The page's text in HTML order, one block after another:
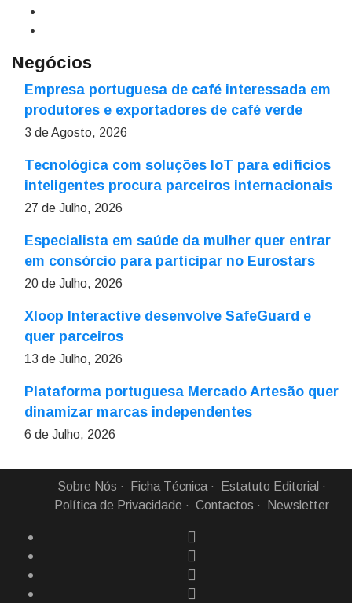
Negócios
Empresa portuguesa de café interessada em
produtores e exportadores de café verde
3 de Agosto, 2026
Tecnológica com soluções IoT para edifícios
inteligentes procura parceiros internacionais
27 de Julho, 2026
Especialista em saúde da mulher quer entrar
em consórcio para participar no Eurostars
20 de Julho, 2026
Xloop Interactive desenvolve SafeGuard e
quer parceiros
13 de Julho, 2026
Plataforma portuguesa Mercado Artesão quer
dinamizar marcas independentes
6 de Julho, 2026
Sobre Nós Ficha Técnica
Estatuto Editorial
Política de Privacidade
Contactos Newsletter